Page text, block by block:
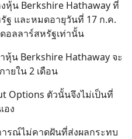
หุ้น Berkshire Hathaway ที่
ฐ และหมดอายุวันที่ 17 ก.ค.
อลลาร์สหรัฐเท่านั้น
หุ้น Berkshire Hathaway จะ
ายใน 2 เดือน
Options ตัวนั้นจึงไม่เป็นที่
อง
ารณ์ไม่คาดฝันที่ส่งผลกระทบ